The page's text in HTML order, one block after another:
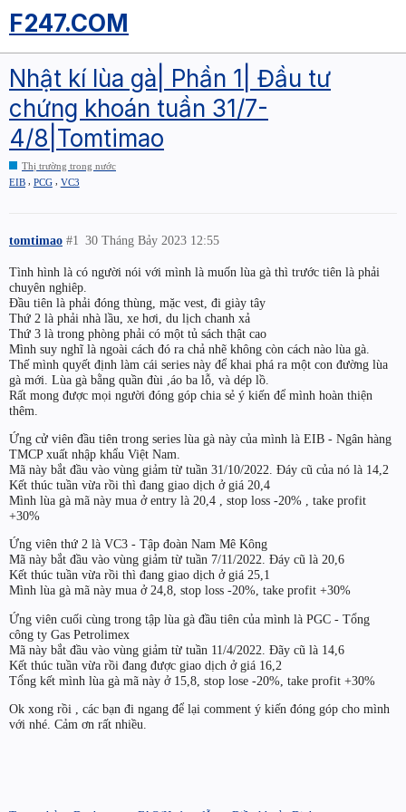
F247.COM
Nhật kí lùa gà| Phần 1| Đầu tư
chứng khoán tuần 31/7-
4/8|Tomtimao
Thị trường trong nước
EIB
PCG VC3
tomtimao 30 Tháng Bảy 2023 12:55
#1
Tình hình là có người nói với mình là muốn lùa gà thì trước tiên là phải
chuyên nghiêp.
Đầu tiên là phải đóng thùng, mặc vest, đi giày tây
Thứ 2 là phải nhà lầu, xe hơi, du lịch chanh xả
Thứ 3 là trong phòng phải có một tủ sách thật cao
Mình suy nghĩ là ngoài cách đó ra chả nhẽ không còn cách nào lùa gà.
Thế mình quyết định làm cái series này để khai phá ra một con đường lùa
gà mới. Lùa gà bằng quần đùi ,áo ba lỗ, và dép lồ.
Rất mong được mọi người đóng góp chia sẻ ý kiến để mình hoàn thiện
thêm.
Ứng cử viên đầu tiên trong series lùa gà này của mình là EIB - Ngân hàng
TMCP xuất nhập khẩu Việt Nam.
Mã này bắt đầu vào vùng giảm từ tuần 31/10/2022. Đáy cũ của nó là 14,2
Kết thúc tuần vừa rồi thì đang giao dịch ở giá 20,4
Mình lùa gà mã này mua ở entry là 20,4 , stop loss -20% , take profit
+30%
Ứng viên thứ 2 là VC3 - Tập đoàn Nam Mê Kông
Mã này bắt đầu vào vùng giảm từ tuần 7/11/2022. Đáy cũ là 20,6
Kết thúc tuần vừa rồi thì đang giao dịch ở giá 25,1
Mình lùa gà mã này mua ở 24,8, stop loss -20%, take profit +30%
Ứng viên cuối cùng trong tập lùa gà đầu tiên của mình là PGC - Tổng
công ty Gas Petrolimex
Mã này bắt đầu vào vùng giảm từ tuần 11/4/2022. Đãy cũ là 14,6
Kết thúc tuần vừa rồi đang được giao dịch ở giá 16,2
Tổng kết mình lùa gà mã này ở 15,8, stop lose -20%, take profit +30%
Ok xong rồi , các bạn đi ngang để lại comment ý kiến đóng góp cho mình
với nhé. Cảm ơn rất nhiều.